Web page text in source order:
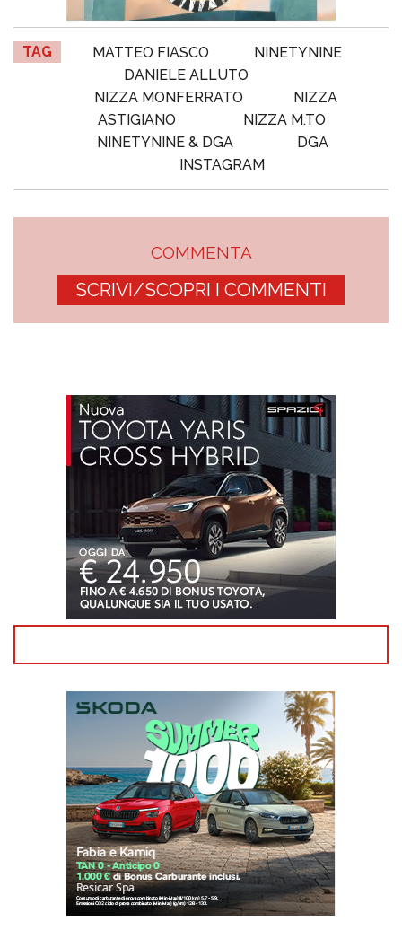
TAG MATTEO FIASCO
NINETYNINE
DANIELE ALLUTO
NIZZA MONFERRATO
NIZZA
ASTIGIANO
NIZZA M.TO
NINETYNINE & DGA
DGA
INSTAGRAM
COMMENTA
SCRIVI/SCOPRI I COMMENTI